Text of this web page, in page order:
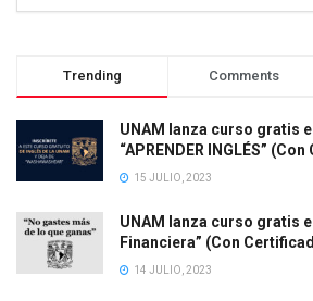
Trending Comments
UNAM lanza curso gratis
“APRENDER INGLÉS”
15 JULIO, 2023
UNAM lanza curso gratis
Financiera” (Con
14 JULIO, 2023